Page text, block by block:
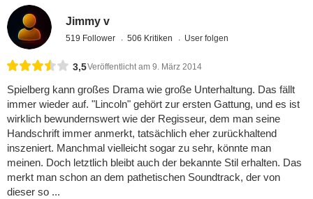
Jimmy v
519 Follower 506 Kritiken User folgen
3,5Veröffentlicht am 9. März 2014
Spielberg kann großes Drama wie große Unterhaltung. Das fällt
immer wieder auf. "Lincoln" gehört zur ersten Gattung, und es ist
wirklich bewundernswert wie der Regisseur, dem man seine
Handschrift immer anmerkt, tatsächlich eher zurückhaltend
inszeniert. Manchmal vielleicht sogar zu sehr, könnte man
meinen. Doch letztlich bleibt auch der bekannte Stil erhalten. Das
merkt man schon an dem pathetischen Soundtrack, der von
dieser so ...